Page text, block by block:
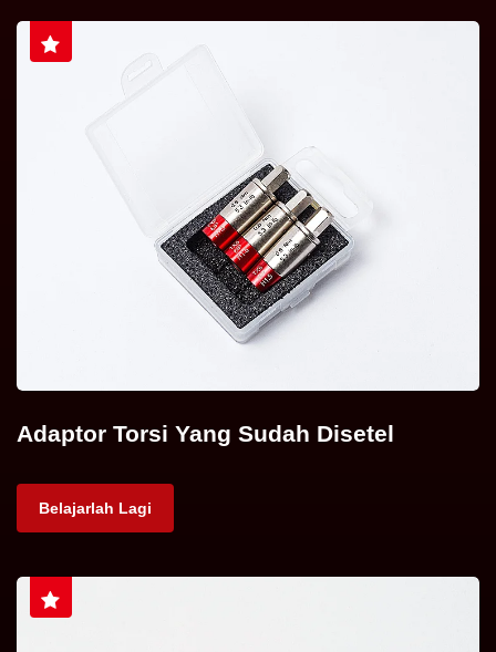
Adaptor Torsi Yang Sudah Disetel
Belajarlah Lagi